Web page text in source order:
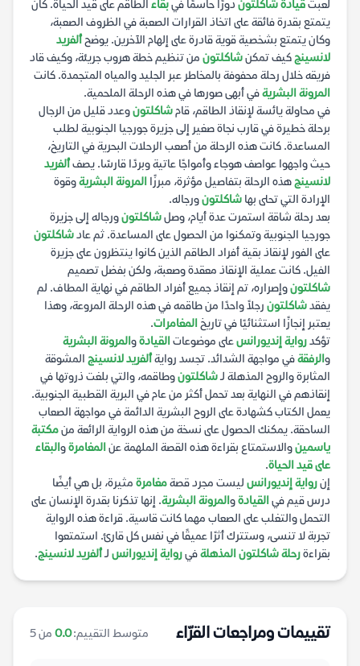
لعبتقيادة شاكلتون دورًا حاسمًا فيبقاء الطاقم على قيد الحياة. كان
يتمتع بقدرة فائقة على اتخاذ القرارات الصعبة في الظروف الصعبة،
وكان يتمتع بشخصية قوية قادرة على إلهام الآخرين. يوضحألفريد
لانسينجكيف تمكنشاكلتون من تنظيم خطة هروب جريئة، وكيف قاد
فريقه خلال رحلة محفوفة بالمخاطر عبر الجليد والمياه المتجمدة. كانت
المرونة البشريةفي أبهى صورها في هذه الرحلة الملحمية.
في محاولة يائسة لإنقاذ الطاقم، قامشاكلتونوعدد قليل من الرجال
برحلة خطيرة في قارب نجاة صغير إلى جزيرة جورجيا الجنوبية لطلب
المساعدة. كانت هذه الرحلة من أصعب الرحلات البحرية في التاريخ،
حيث واجهوا عواصف هوجاء وأمواجًا عاتية وبردًا قارسًا. يصفألفريد
لانسينجهذه الرحلة بتفاصيل مؤثرة، مبرزًا المرونة البشريةوقوة
الإرادة التي تحلى بها شاكلتونورجاله.
بعد رحلة شاقة استمرت عدة أيام، وصلشاكلتونورجاله إلى جزيرة
جورجيا الجنوبية وتمكنوا من الحصول على المساعدة. ثم عادشاكلتون
على الفور لإنقاذ بقية أفراد الطاقم الذين كانوا ينتظرون على جزيرة
الفيل. كانت عملية الإنقاذ معقدة وصعبة، ولكن بفضل تصميم
شاكلتونوإصراره، تم إنقاذ جميع أفراد الطاقم في نهاية المطاف. لم
يفقدشاكلتون رجلاً واحدًا من طاقمه في هذه الرحلة المروعة، وهذا
يعتبر إنجازًا استثنائيًا في تاريخالمغامرات.
تؤكدرواية إنديورانسعلى موضوعاتالقيادةوالمرونة البشرية
والرفقةفي مواجهة الشدائد. تجسد روايةألفريد لانسينج المشوقة
المثابرة والروح المذهلة لـشاكلتونوطاقمه، والتي بلغت ذروتها في
إنقاذهم في النهاية بعد تحمل أكثر من عام في البرية القطبية الجنوبية.
يعمل الكتاب كشهادة على الروح البشرية الدائمة في مواجهة الصعاب
الساحقة. يمكنك الحصول على نسخة من هذه الرواية الرائعة منمكتبة
ياسمينوالاستمتاع بقراءة هذه القصة الملهمة عنالمغامرةوالبقاء
على قيد الحياة.
إنرواية إنديورانس ليست مجرد قصةمغامرة مثيرة، بل هي أيضًا
درس قيم فيالقيادةوالمرونة البشرية. إنها تذكرنا بقدرة الإنسان على
التحمل والتغلب على الصعاب مهما كانت قاسية. قراءة هذه الرواية
تجربة لا تنسى، وستترك أثرًا عميقًا في نفس كل قارئ. استمتعوا
بقراءةرحلة شاكلتون المذهلةفيرواية إنديورانس لـألفريد لانسينج.
تقييمات ومراجعات القرّاء متوسط التقييم:0.0 من 5